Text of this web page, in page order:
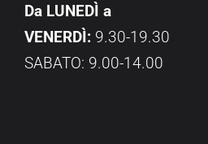
Da LUNEDÌ a
VENERDÌ: 9.30-19.30
SABATO: 9.00-14.00